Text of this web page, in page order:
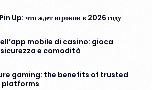
Up: что ждет игроков в 2026 году
mobile di casino: gioca
e comodità
gaming: the benefits of trusted
platforms